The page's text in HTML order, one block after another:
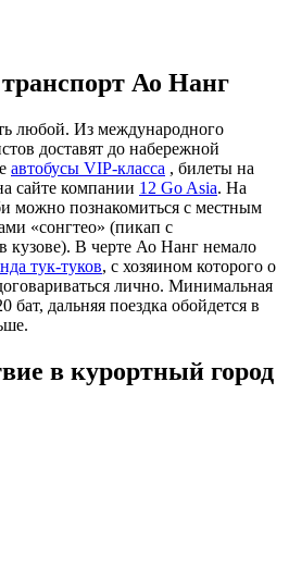
Ао Нанг
любой. Из международного
доставят до набережной
автобусы VIP-класса , билеты на
сайте компании 12 Go Asia. На
можно познакомиться с местным
«сонгтео» (пикап с
кузове). В черте Ао Нанг немало
тук-туков, с хозяином которого о
лично. Минимальная
бат, дальняя поездка обойдется в
в курортный город